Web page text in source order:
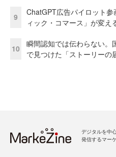
9
ChatGPT広告パイロット
ィック・コマース」が変え
10
瞬間認知では伝わらない。
で見つけた「ストーリーの
デジタルを中
発信するマー